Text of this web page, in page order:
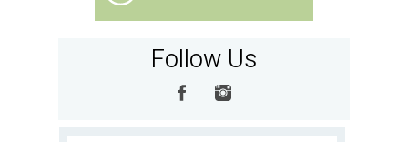
Follow Us